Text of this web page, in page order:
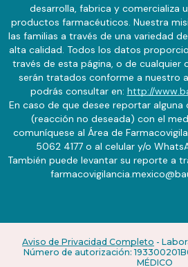
desarrolla, fabrica y comercializa
productos farmacéuticos. Nuestra
las familias a través de una variedad
alta calidad. Todos los datos
través de esta página, o de
serán tratados conforme a nuestro
podrás consultar en: http://
En caso de que desee reportar alguna
(reacción no deseada) con el
comuníquese al Área de
5062 4177 o al celular y/o
También puede levantar su reporte a
Aviso de Privacidad Completo -
Número de autorización:
MÉDICO